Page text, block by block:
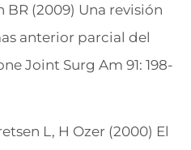
(2009) Una revisión
anterior parcial del
Joint Surg Am 91: 198-
L, H Ozer (2000) El